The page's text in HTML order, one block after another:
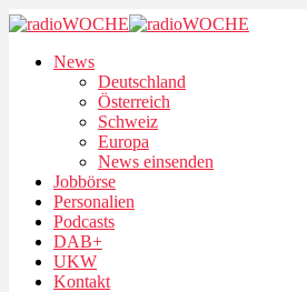
News
Deutschland
Österreich
Schweiz
Europa
News einsenden
Jobbörse
Personalien
Podcasts
DAB+
UKW
Kontakt